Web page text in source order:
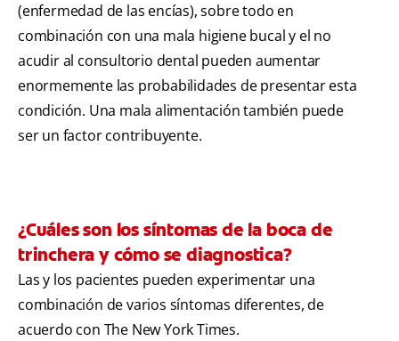
(enfermedad de las encías), sobre todo en
combinación con una mala higiene bucal y el no
acudir al consultorio dental pueden aumentar
enormemente las probabilidades de presentar esta
condición. Una mala alimentación también puede
ser un factor contribuyente.
¿Cuáles son los síntomas de la boca de
trinchera y cómo se diagnostica?
Las y los pacientes pueden experimentar una
combinación de varios síntomas diferentes, de
acuerdo con The New York Times.